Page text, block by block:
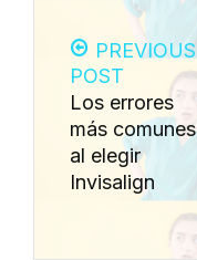
PREVIOUS
POST
Los errores
más comunes
al elegir
Invisalign